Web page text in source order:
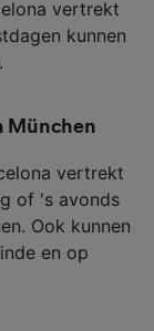
vertrekt
kunnen
München
vertrekt
of 's avonds
Ook kunnen
en op